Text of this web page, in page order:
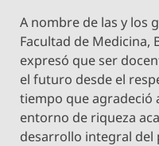
A nombre de las y los
Facultad de Medicina,
expresó que ser
el futuro desde el
tiempo que agradeció
entorno de riqueza
desarrollo integral del